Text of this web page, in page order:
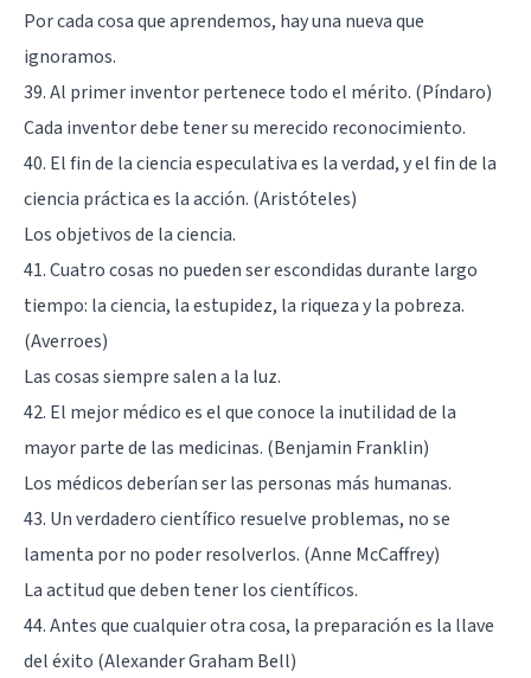
Por cada cosa que aprendemos, hay una nueva que
ignoramos.
39. Al primer inventor pertenece todo el mérito. (Píndaro)
Cada inventor debe tener su merecido reconocimiento.
40. El fin de la ciencia especulativa es la verdad, y el fin de la
ciencia práctica es la acción. (Aristóteles)
Los objetivos de la ciencia.
41. Cuatro cosas no pueden ser escondidas durante largo
tiempo: la ciencia, la estupidez, la riqueza y la pobreza.
(Averroes)
Las cosas siempre salen a la luz.
42. El mejor médico es el que conoce la inutilidad de la
mayor parte de las medicinas. (Benjamin Franklin)
Los médicos deberían ser las personas más humanas.
43. Un verdadero científico resuelve problemas, no se
lamenta por no poder resolverlos. (Anne McCaffrey)
La actitud que deben tener los científicos.
44. Antes que cualquier otra cosa, la preparación es la llave
del éxito (Alexander Graham Bell)